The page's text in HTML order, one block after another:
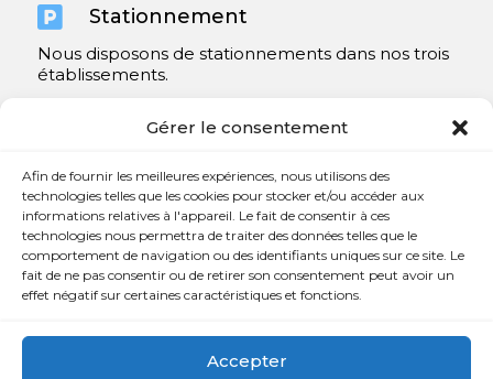
Gérer le consentement
Afin de fournir les meilleures expériences, nous utilisons des
technologies telles que les cookies pour stocker et/ou accéder aux
informations relatives à l'appareil. Le fait de consentir à ces
technologies nous permettra de traiter des données telles que le
comportement de navigation ou des identifiants uniques sur ce site. Le
fait de ne pas consentir ou de retirer son consentement peut avoir un
effet négatif sur certaines caractéristiques et fonctions.
Accepter
 Stationnement
Nous disposons de stationnements dans nos trois
établissements.
Contact
 450 654-3342
 info@charlesrajotte.com
765, rue Notre-Dame